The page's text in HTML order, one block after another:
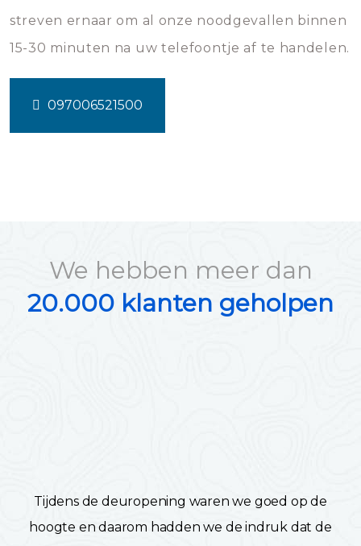
streven ernaar om al onze noodgevallen binnen
15-30 minuten na uw telefoontje af te handelen.
097006521500
We hebben meer dan
20.000 klanten geholpen
Tijdens de deuropening waren we goed op de
hoogte en daarom hadden we de indruk dat de